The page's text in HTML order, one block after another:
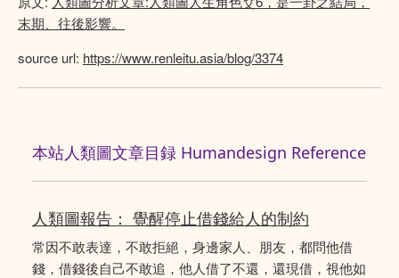
末期、往後影響。
source url: https://www.renleitu.asia/blog/3374
本站人類圖文章目録 Humandesign Reference
人類圖報告： 覺醒停止借錢給人的制約
常因不敢表達，不敢拒絕，身邊家人、朋友，都問他借
錢，借錢後自己不敢追，他人借了不還，還現借，視他如